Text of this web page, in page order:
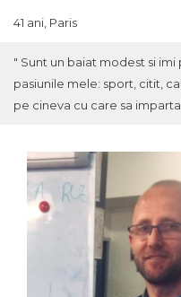
41 ani, Paris
" Sunt un baiat modest si
pasiunile mele: sport, citit,
pe cineva cu care sa